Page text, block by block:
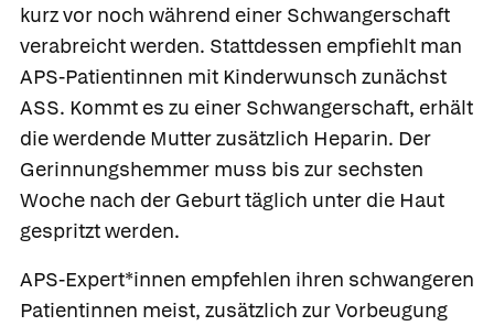
kurz vor noch während einer Schwangerschaft
verabreicht werden. Stattdessen empfiehlt man
APS-Patientinnen mit Kinderwunsch zunächst
ASS. Kommt es zu einer Schwangerschaft, erhält
die werdende Mutter zusätzlich Heparin. Der
Gerinnungshemmer muss bis zur sechsten
Woche nach der Geburt täglich unter die Haut
gespritzt werden.
APS-Expert*innen empfehlen ihren schwangeren
Patientinnen meist, zusätzlich zur Vorbeugung